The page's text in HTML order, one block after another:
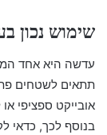
שימוש נכון
עדשה היא אחד
תתאים לשטחים
אובייקט ספציפי
בנוסף לכך, כדאי